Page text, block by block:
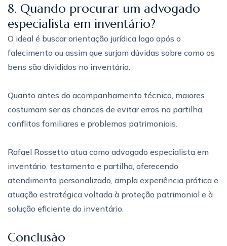
8. Quando procurar um advogado
especialista em inventário?
O ideal é buscar orientação jurídica logo após o
falecimento ou assim que surjam dúvidas sobre como os
bens são divididos no inventário.
Quanto antes do acompanhamento técnico, maiores
costumam ser as chances de evitar erros na partilha,
conflitos familiares e problemas patrimoniais.
Rafael Rossetto atua como advogado especialista em
inventário, testamento e partilha, oferecendo
atendimento personalizado, ampla experiência prática e
atuação estratégica voltada à proteção patrimonial e à
solução eficiente do inventário.
Conclusão